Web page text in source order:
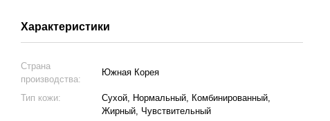
Характеристики
Страна
производства:
Южная Корея
Тип кожи:
Сухой, Нормальный, Комбинированный,
Жирный, Чувствительный